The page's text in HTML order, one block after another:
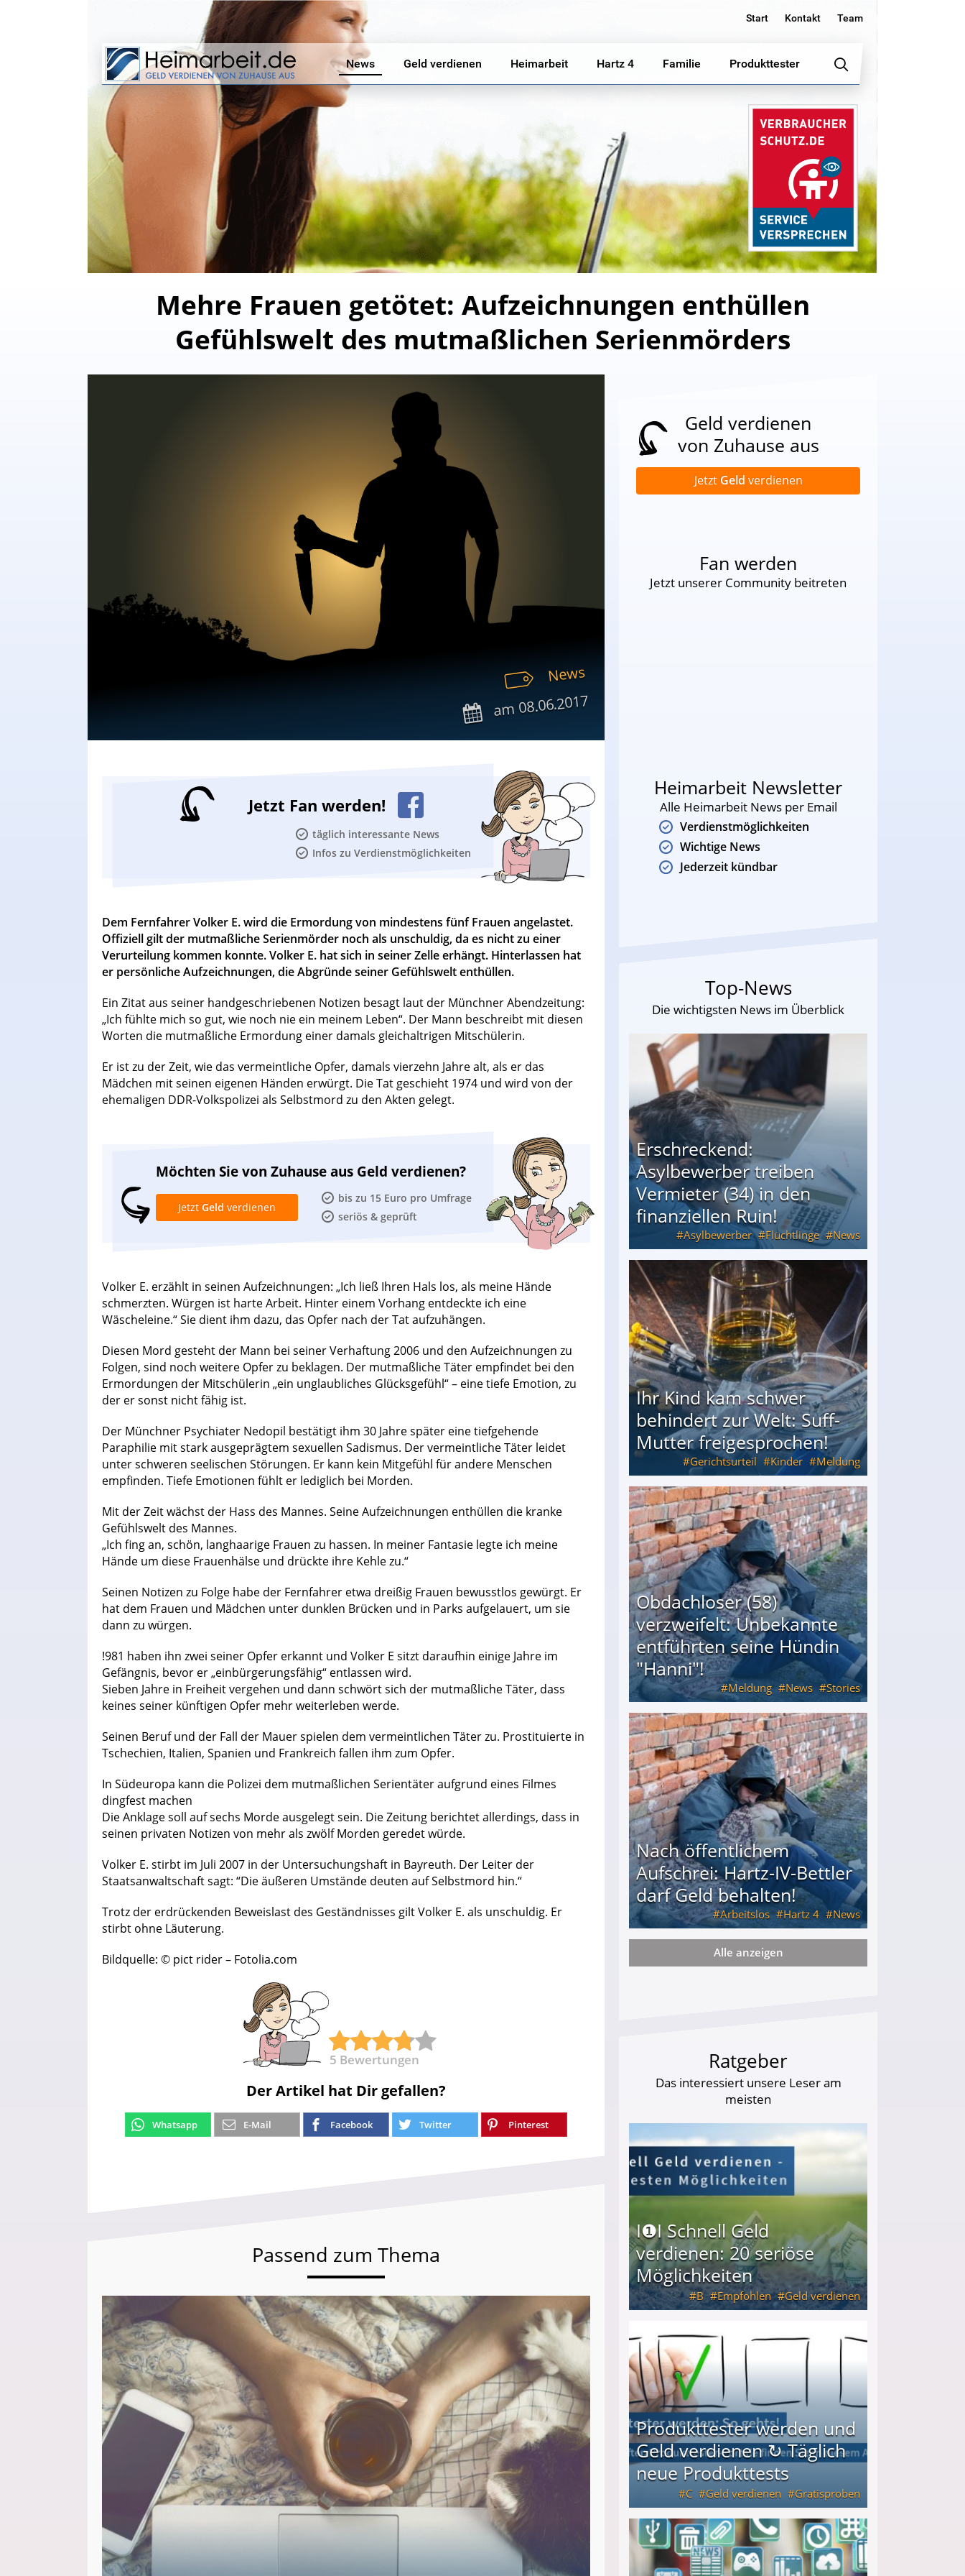
Start Kontakt Team
News Geld verdienen Heimarbeit Hartz 4 Familie Produkttester
Mehre Frauen getötet: Aufzeichnungen enthüllen
Gefühlswelt des mutmaßlichen Serienmörders
News
am08.06.2017
Jetzt Fan werden!
täglich interessante News
Infos zu Verdienstmöglichkeiten
Dem Fernfahrer Volker E. wird die Ermordung von mindestens fünf Frauen angelastet.
Offiziell gilt der mutmaßliche Serienmörder noch als unschuldig, da es nicht zu einer
Verurteilung kommen konnte. Volker E. hat sich in seiner Zelle erhängt. Hinterlassen hat
er persönliche Aufzeichnungen, die Abgründe seiner Gefühlswelt enthüllen.
Ein Zitat aus seiner handgeschriebenen Notizen besagt laut der Münchner Abendzeitung:
„Ich fühlte mich so gut, wie noch nie ein meinem Leben“. Der Mann beschreibt mit diesen
Worten die mutmaßliche Ermordung einer damals gleichaltrigen Mitschülerin.
Er ist zu der Zeit, wie das vermeintliche Opfer, damals vierzehn Jahre alt, als er das
Mädchen mit seinen eigenen Händen erwürgt. Die Tat geschieht 1974 und wird von der
ehemaligen DDR-Volkspolizei als Selbstmord zu den Akten gelegt.
Möchten Sie von Zuhause aus Geld verdienen?
bis zu 15 Euro pro Umfrage
seriös & geprüft
Jetzt Geld verdienen
Volker E. erzählt in seinen Aufzeichnungen: „Ich ließ Ihren Hals los, als meine Hände
schmerzten. Würgen ist harte Arbeit. Hinter einem Vorhang entdeckte ich eine
Wäscheleine.“ Sie dient ihm dazu, das Opfer nach der Tat aufzuhängen.
Diesen Mord gesteht der Mann bei seiner Verhaftung 2006 und den Aufzeichnungen zu
Folgen, sind noch weitere Opfer zu beklagen. Der mutmaßliche Täter empfindet bei den
Ermordungen der Mitschülerin „ein unglaubliches Glücksgefühl“ – eine tiefe Emotion, zu
der er sonst nicht fähig ist.
Der Münchner Psychiater Nedopil bestätigt ihm 30 Jahre später eine tiefgehende
Paraphilie mit stark ausgeprägtem sexuellen Sadismus. Der vermeintliche Täter leidet
unter schweren seelischen Störungen. Er kann kein Mitgefühl für andere Menschen
empfinden. Tiefe Emotionen fühlt er lediglich bei Morden.
Mit der Zeit wächst der Hass des Mannes. Seine Aufzeichnungen enthüllen die kranke
Gefühlswelt des Mannes.
„Ich fing an, schön, langhaarige Frauen zu hassen. In meiner Fantasie legte ich meine
Hände um diese Frauenhälse und drückte ihre Kehle zu.“
Seinen Notizen zu Folge habe der Fernfahrer etwa dreißig Frauen bewusstlos gewürgt. Er
hat dem Frauen und Mädchen unter dunklen Brücken und in Parks aufgelauert, um sie
dann zu würgen.
!981 haben ihn zwei seiner Opfer erkannt und Volker E sitzt daraufhin einige Jahre im
Gefängnis, bevor er „einbürgerungsfähig“ entlassen wird.
Sieben Jahre in Freiheit vergehen und dann schwört sich der mutmaßliche Täter, dass
keines seiner künftigen Opfer mehr weiterleben werde.
Seinen Beruf und der Fall der Mauer spielen dem vermeintlichen Täter zu. Prostituierte in
Tschechien, Italien, Spanien und Frankreich fallen ihm zum Opfer.
In Südeuropa kann die Polizei dem mutmaßlichen Serientäter aufgrund eines Filmes
dingfest machen
Die Anklage soll auf sechs Morde ausgelegt sein. Die Zeitung berichtet allerdings, dass in
seinen privaten Notizen von mehr als zwölf Morden geredet würde.
Volker E. stirbt im Juli 2007 in der Untersuchungshaft in Bayreuth. Der Leiter der
Staatsanwaltschaft sagt: “Die äußeren Umstände deuten auf Selbstmord hin.“
Trotz der erdrückenden Beweislast des Geständnisses gilt Volker E. als unschuldig. Er
stirbt ohne Läuterung.
Bildquelle: © pict rider – Fotolia.com
5 Bewertungen
Der Artikel hat Dir gefallen?
Whatsapp E-Mail Facebook Twitter Pinterest
Passend zum Thema
Geld verdienen
von Zuhause aus
Jetzt Geld verdienen
Fan werden
Jetzt unserer Community beitreten
Heimarbeit Newsletter
Alle Heimarbeit News per Email
Verdienstmöglichkeiten
Wichtige News
Jederzeit kündbar
Top-News
Die wichtigsten News im Überblick
Erschreckend:
Asylbewerber treiben
Vermieter (34) in den
finanziellen Ruin!
Asylbewerber Flüchtlinge News
Erschreckend: Asylbewerber treiben Vermieter (34) in den finanziellen Ruin!
Ihr Kind kam schwer
behindert zur Welt: Suff-
Mutter freigesprochen!
Gerichtsurteil Kinder Meldung
Ihr Kind kam schwer behindert zur Welt: Suff-Mutter freigesprochen!
Obdachloser (58)
verzweifelt: Unbekannte
entführten seine Hündin
"Hanni"!
Meldung News Stories
Obdachloser (58) verzweifelt: Unbekannte entführten seine Hündin "Hanni"!
Nach öffentlichem
Aufschrei: Hartz-IV-Bettler
darf Geld behalten!
Arbeitslos Hartz 4 News
Nach öffentlichem Aufschrei: Hartz-IV-Bettler darf Geld behalten!
Alle anzeigen
Ratgeber
Das interessiert unsere Leser am
meisten
I❶I Schnell Geld
verdienen: 20 seriöse
Möglichkeiten
B Empfohlen Geld verdienen
I❶I Schnell Geld verdienen: 20 seriöse Möglichkeiten
Produkttester werden und
Geld verdienen ↻ Täglich
neue Produkttests
C Geld verdienen Gratisproben
Produkttester werden und Geld verdienen ↻ Täglich neue Produkttests